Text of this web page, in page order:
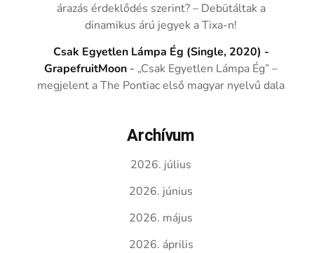
árazás érdeklődés szerint? – Debütáltak a
dinamikus árú jegyek a Tixa-n!
Csak Egyetlen Lámpa Ég (Single, 2020) -
GrapefruitMoon - „Csak Egyetlen Lámpa Ég” –
megjelent a The Pontiac első magyar nyelvű dala
Archívum
2026. július
2026. június
2026. május
2026. április